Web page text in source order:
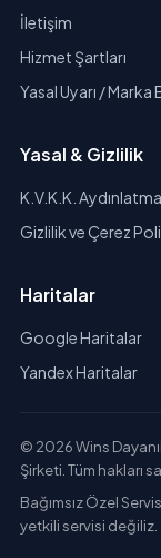
İletişim
Hizmet Şartları
Yasal Uyarı / Marka
Yasal & Gizlilik
K.V.K.K.
Gizlilik ve Çerez
Haritalar
Google Haritalar
Yandex Haritalar
© 2026 Wins
Şirketi. Tüm hakları
Bağımsız Özel
yetkili servisi değiliz.